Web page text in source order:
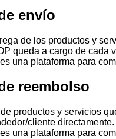
envío
de los productos y
queda a cargo de cada
una plataforma para
reembolso
productos y servicios
cliente directamente.
una plataforma para